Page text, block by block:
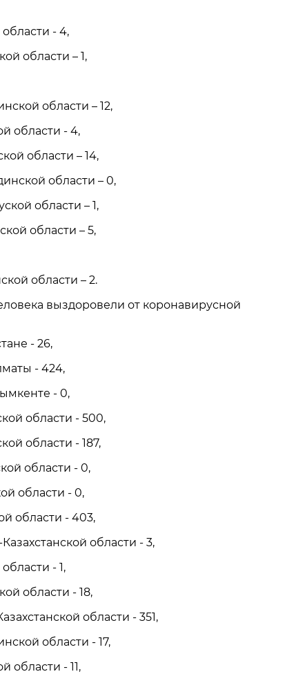
- 4,
области – 1,
области – 12,
области - 4,
области – 14,
области – 0,
области – 1,
области – 5,
области – 2.
выздоровели от коронавирусной
- 26,
- 424,
- 0,
области - 500,
области - 187,
области - 0,
области - 0,
области - 403,
области - 3,
- 1,
области - 18,
области - 351,
области - 17,
области - 11,